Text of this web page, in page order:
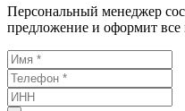
Персональный менеджер
предложение и оформит